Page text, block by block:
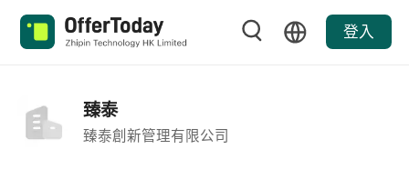
登入
臻泰
臻泰創新管理有限公司